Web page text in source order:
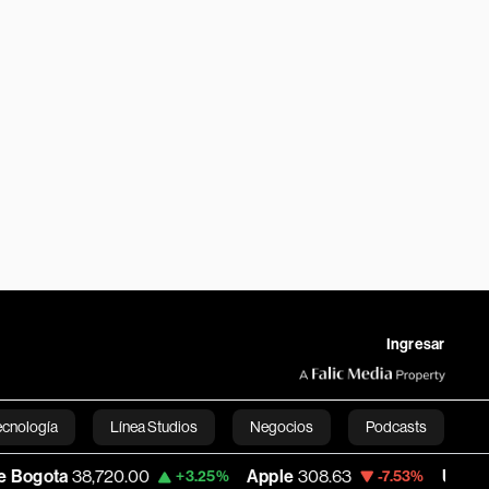
Ingresar
Línea Studios Negocios Podcasts
English
+3.25% Apple 308.63 -7.53% USD COP 3,152.58